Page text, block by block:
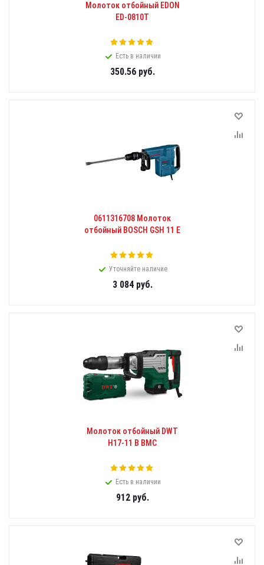
Молоток отбойный EDON
ED-0810T
Есть в наличии
350.56руб.
0611316708 Молоток
отбойный BOSCH GSH 11 E
Уточняйте наличие
3 084руб.
Молоток отбойный DWT
H17-11 B BMC
Есть в наличии
912руб.